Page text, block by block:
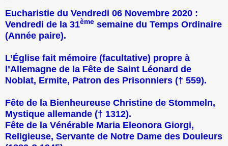
Eucharistie du Vendredi 06 Novembre 2020 :
Vendredi de la 31ème semaine du Temps Ordinaire
(Année paire).
L’Église fait mémoire (facultative) propre à
l’Allemagne de la Fête de Saint Léonard de
Noblat, Ermite, Patron des Prisonniers († 559).
Fête de la Bienheureuse Christine de Stommeln,
Mystique allemande († 1312).
Fête de la Vénérable Maria Eleonora Giorgi,
Religieuse, Servante de Notre Dame des Douleurs